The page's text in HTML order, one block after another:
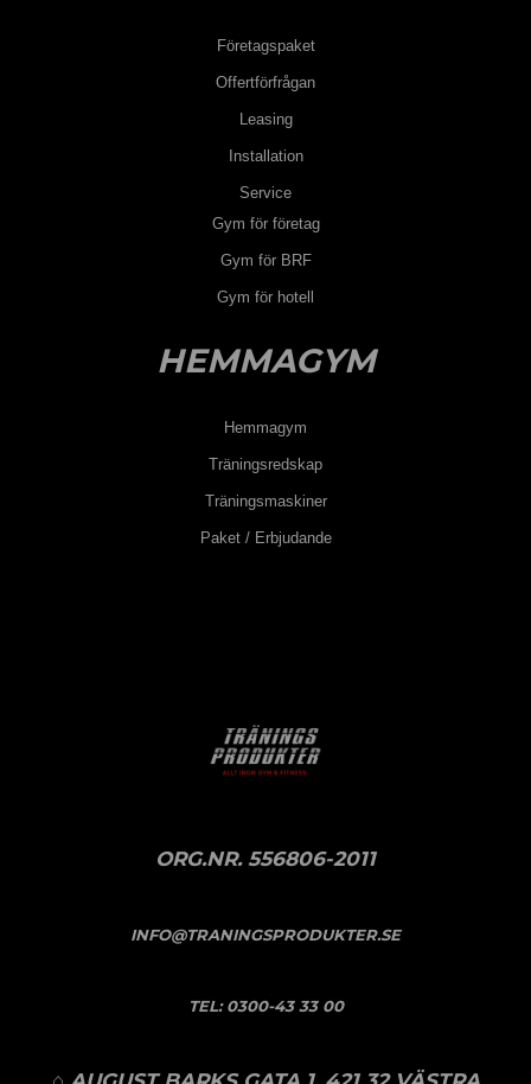
Företagspaket
Offertförfrågan
Leasing
Installation
Service
Gym för företag
Gym för BRF
Gym för hotell
HEMMAGYM
Hemmagym
Träningsredskap
Träningsmaskiner
Paket / Erbjudande
ORG.NR. 556806-2011
INFO@TRANINGSPRODUKTER.SE
TEL:0300-43 33 00